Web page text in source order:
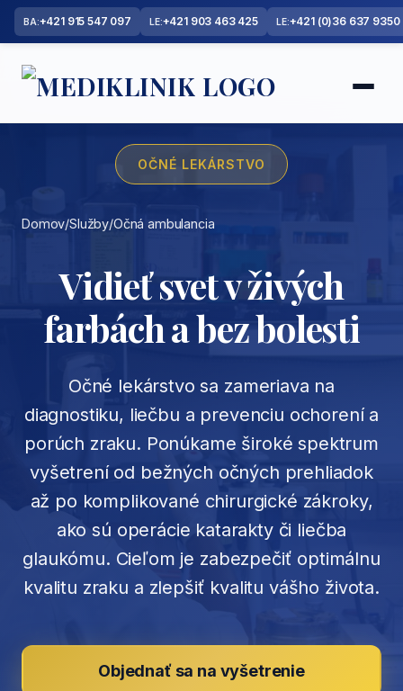
BA:+421 915 547 097 LE:+421 903 463 425 LE:+421 (0)36 637 9350
OČNÉ LEKÁRSTVO
Domov/Služby/Očná ambulancia
Vidieť svet v živých
farbách a bez bolesti
Očné lekárstvo sa zameriava na
diagnostiku, liečbu a prevenciu ochorení a
porúch zraku. Ponúkame široké spektrum
vyšetrení od bežných očných prehliadok
až po komplikované chirurgické zákroky,
ako sú operácie katarakty či liečba
glaukómu. Cieľom je zabezpečiť optimálnu
kvalitu zraku a zlepšiť kvalitu vášho života.
Objednať sa na vyšetrenie